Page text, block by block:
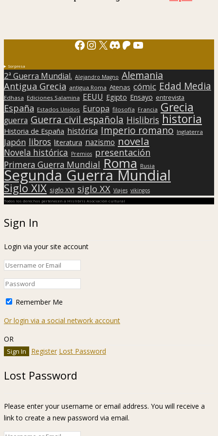
Facebook
Instagram
X Discord
Patreon
YouTube
Sorpresa
2ª Guerra Mundial. Alejandro Magno Alemania
Antigua Grecia antigua Roma Atenas cómic Edad Media
Edhasa Ediciones Salamina EEUU Egipto Ensayo entrevista
España Estados Unidos Europa filosofía Francia Grecia
guerra Guerra civil española Hislibris historia
Historia de España histórica Imperio romano Inglaterra
Japón libros literatura nazismo novela
Novela histórica Premios presentación
Primera Guerra Mundial Roma Rusia
Segunda Guerra Mundial
Siglo XIX siglo XVI siglo XX Viajes vikingos
Todos los derechos pertenecen a Hislibris Asociación cultural
Sign In
Login via your site account
Remember Me
Or login via a social network account
OR
Register Lost Password
Lost Password
Please enter your username or email address. You will receive a
link to create a new password via email.